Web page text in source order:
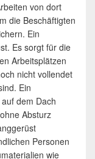
von dort
die Beschäftigten
Ein
Es sorgt für die
Arbeitsplätzen
nicht vollendet
Ein
dem Dach
Absturz
Personen
wie